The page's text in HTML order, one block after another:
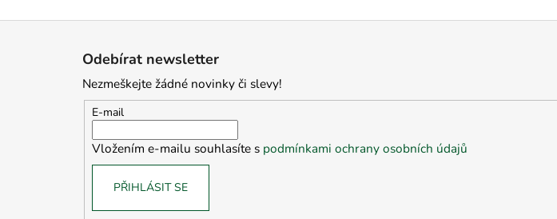
Odebírat newsletter
Nezmeškejte žádné novinky či slevy!
E-mail
Vložením e-mailu souhlasíte s podmínkami ochrany osobních údajů
PŘIHLÁSIT SE